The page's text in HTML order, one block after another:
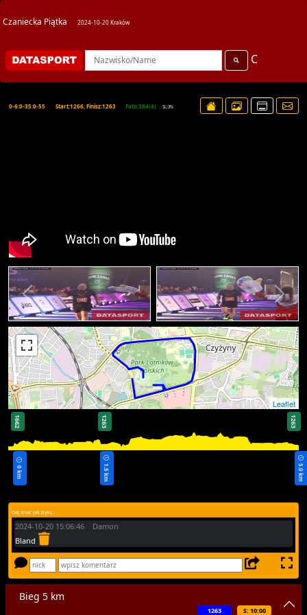
Czaniecka Piątka 2024-10-20 Kraków
C
0-6:0-35:0-55 Start:1266, Finisz:1263 Foto:384(4) SL:3%
Leaflet
0 km
1662 1263
1.5 km
1263
5.0 km
Daj znać jak było...
2024-10-20 15:06:46 Damon
Bland
Bieg 5 km
S: 10:00
1263